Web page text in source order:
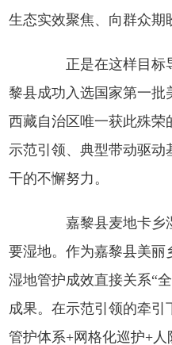
生态实效聚焦、向群众期
正是在这样目标导
黎县成功入选国家第一批
西藏自治区唯一获此殊荣
示范引领、典型带动驱动
干的不懈努力。
嘉黎县麦地卡乡
要湿地。作为嘉黎县美丽
湿地管护成效直接关系“
成果。在示范引领的牵引
管护体系+网格化巡护+